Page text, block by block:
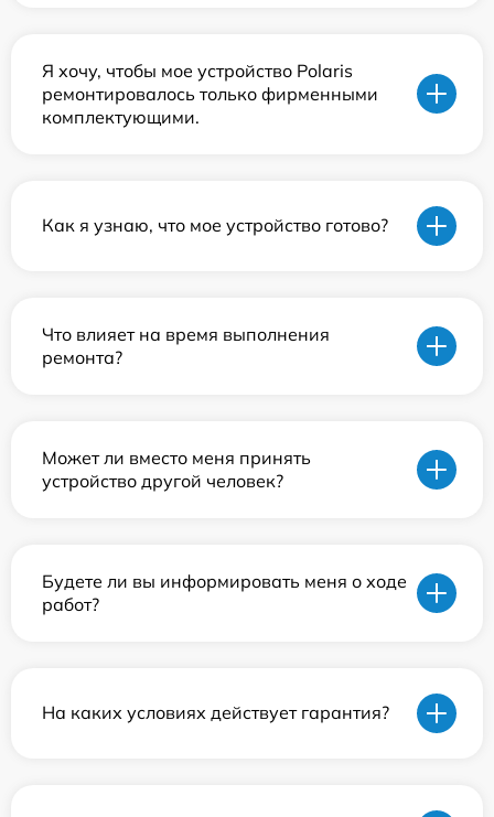
Я хочу, чтобы мое устройство Polaris
ремонтировалось только фирменными
комплектующими.
Как я узнаю, что мое устройство готово?
Что влияет на время выполнения
ремонта?
Может ли вместо меня принять
устройство другой человек?
Будете ли вы информировать меня о ходе
работ?
На каких условиях действует гарантия?